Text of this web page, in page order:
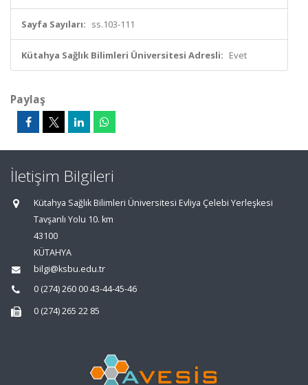
Sayfa Sayıları: ss.103-111
Kütahya Sağlık Bilimleri Üniversitesi Adresli: Evet
Paylaş
İletişim Bilgileri
Kütahya Sağlık Bilimleri Üniversitesi Evliya Çelebi Yerleşkesi
Tavşanlı Yolu 10. km
43100
KÜTAHYA
bilgi@ksbu.edu.tr
0 (274) 260 00 43-44-45-46
0 (274) 265 22 85